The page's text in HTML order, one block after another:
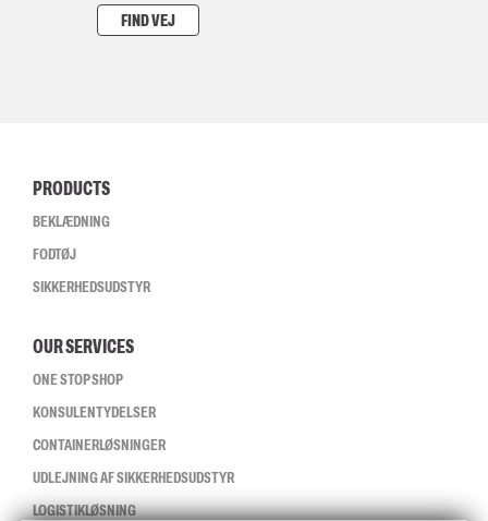
FIND VEJ
PRODUCTS
BEKLÆDNING
FODTØJ
SIKKERHEDSUDSTYR
OUR SERVICES
ONE STOP SHOP
KONSULENTYDELSER
CONTAINERLØSNINGER
UDLEJNING AF SIKKERHEDSUDSTYR
LOGISTIKLØSNING